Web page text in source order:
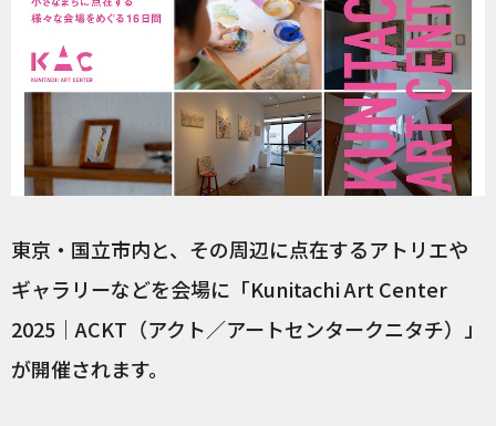
東京・国立市内と、その周辺に点在するアトリエや
ギャラリーなどを会場に「Kunitachi Art Center
2025｜ACKT（アクト／アートセンタークニタチ）」
が開催されます。